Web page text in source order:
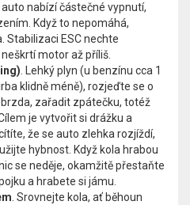
nabízí částečné vypnutí,
Když to nepomáhá,
Stabilizaci ESC nechte
motor až příliš.
. Lehký plyn (u benzínu cca 1
klidně méně), rozjeďte se o
zařadit zpátečku, totéž
je vytvořit si drážku a
že se auto zlehka rozjíždí,
hybnost. Když kola hrabou
se neděje, okamžitě přestaňte
a hrabete si jámu.
. Srovnejte kola, ať běhoun